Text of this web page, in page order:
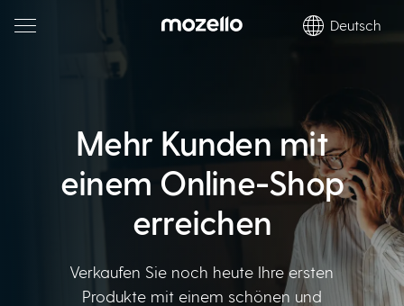
Deutsch
Mehr Kunden mit
einem Online-Shop
erreichen
Verkaufen Sie noch heute Ihre ersten
Produkte mit einem schönen und